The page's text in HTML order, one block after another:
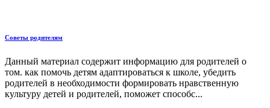
Советы родителям
Данный материал содержит информацию для родителей о
том. как помочь детям адаптироваться к школе, убедить
родителей в необходимости формировать нравственную
культуру детей и родителей, поможет способс...